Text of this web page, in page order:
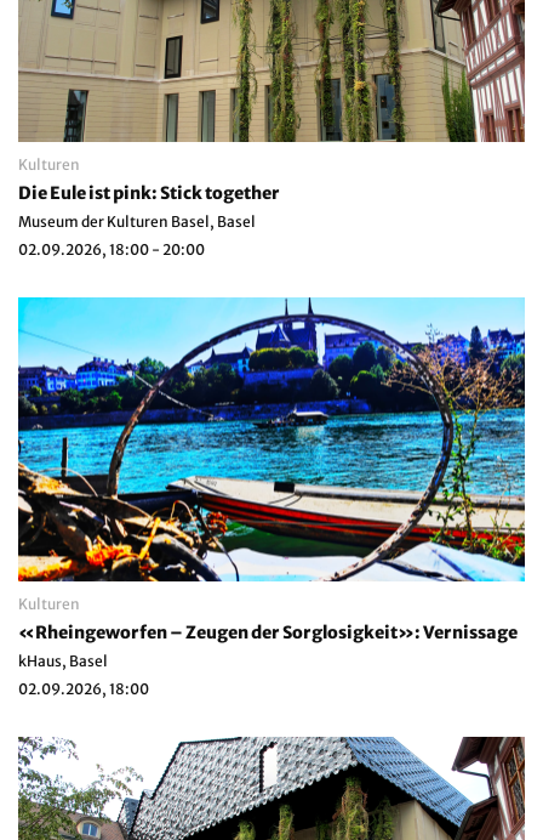
Kulturen
Die Eule ist pink: Stick together
Museum der Kulturen Basel, Basel
02.09.2026, 18:00 - 20:00
Kulturen
«Rheingeworfen – Zeugen der Sorglosigkeit»: Vernissage
kHaus, Basel
02.09.2026, 18:00